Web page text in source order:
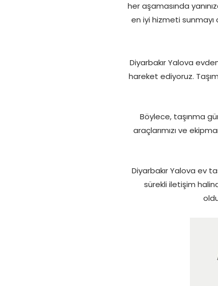
her aşamasında
en iyi hizmeti
Diyarbakır Yalova
hareket ediyoruz.
Böylece, taşınma
araçlarımızı ve
Diyarbakır Yalova ev
sürekli iletişim